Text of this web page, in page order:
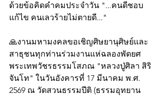
ด้วยข้อคิดคำคมประจำวัน "...คนดีชอบ
แก้ไข คนเลวร้ายไม่ตายดี..."
🙏งานมหามงคลขอเชิญศิษยานุศิษย์และ
สาธุชนทุกท่านร่วมงานแห่ฉลองพัดยศ
พระเทพวัชรธรรมโสภณ "หลวงปู่ศิลา สิริ
จันโท" ในวันอังคารที่ 17 มีนาคม พ.ศ.
2569 ณ วัดสวนธรรมปีติ (ธรรมอุทยาน